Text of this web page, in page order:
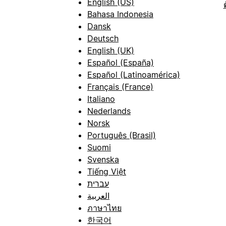
Bahasa Indonesia
Dansk
Deutsch
English (UK)
Español (España)
Español (Latinoamérica)
Français (France)
Italiano
Nederlands
Norsk
Português (Brasil)
Suomi
Svenska
Tiếng Việt
עברית
العربية
ภาษาไทย
한국어